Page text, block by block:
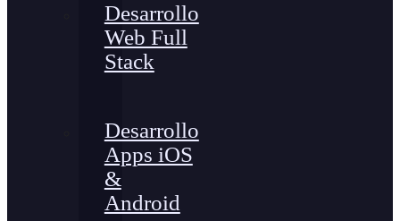
Desarrollo
Web Full
Stack
Desarrollo
Apps iOS
&
Android